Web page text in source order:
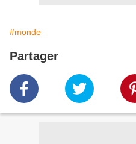
#monde
Partager